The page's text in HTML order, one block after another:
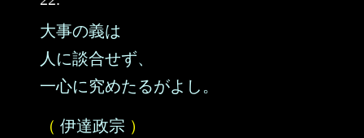
大事の義は
人に談合せず、
一心に究めたるがよし。
（ 伊達政宗 ）